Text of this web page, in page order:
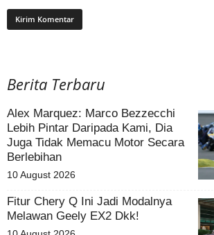
Berita Terbaru
Alex Marquez: Marco Bezzecchi
Lebih Pintar Daripada Kami, Dia
Juga Tidak Memacu Motor Secara
Berlebihan
10 August 2026
Fitur Chery Q Ini Jadi Modalnya
Melawan Geely EX2 Dkk!